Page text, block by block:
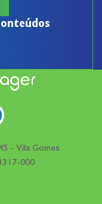
- Vila Gomes
000